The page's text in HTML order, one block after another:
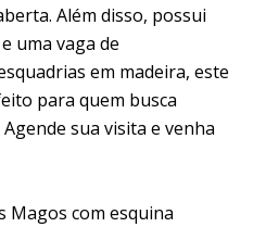
Além disso, possui
uma vaga de
em madeira, este
para quem busca
sua visita e venha
Magos com esquina